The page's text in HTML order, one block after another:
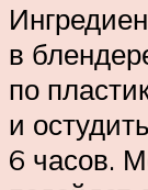
в
по
и
6 часов.